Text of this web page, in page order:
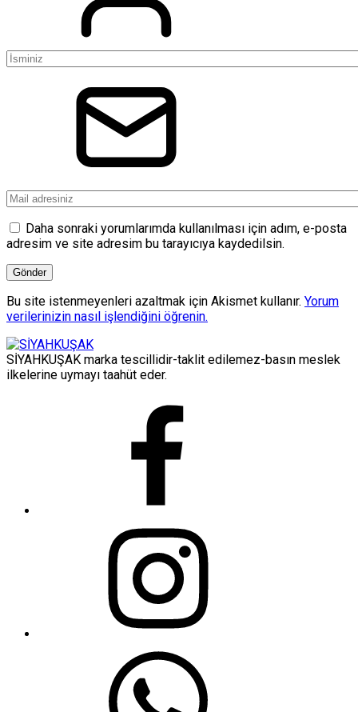
Daha sonraki yorumlarımda kullanılması için adım, e-posta
adresim ve site adresim bu tarayıcıya kaydedilsin.
Bu site istenmeyenleri azaltmak için Akismet kullanır. Yorum
verilerinizin nasıl işlendiğini öğrenin.
SİYAHKUŞAK marka tescillidir-taklit edilemez-basın meslek
ilkelerine uymayı taahüt eder.